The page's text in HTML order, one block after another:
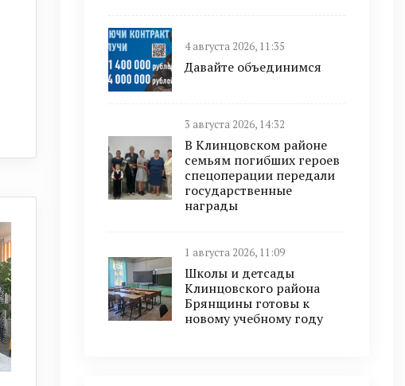
4 августа 2026, 11:35
Давайте объединимся
3 августа 2026, 14:32
В Клинцовском районе
семьям погибших героев
спецоперации передали
государственные
награды
1 августа 2026, 11:09
Школы и детсады
Клинцовского района
Брянщины готовы к
новому учебному году